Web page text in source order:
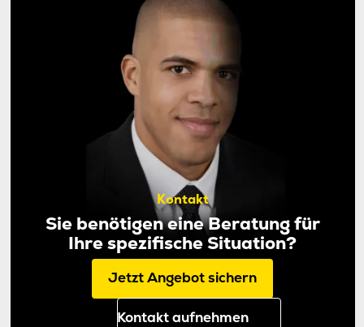
Kontakt
Sie benötigen eine Beratung für
Ihre spezifische Situation?
Jetzt Angebot sichern
Kontakt aufnehmen